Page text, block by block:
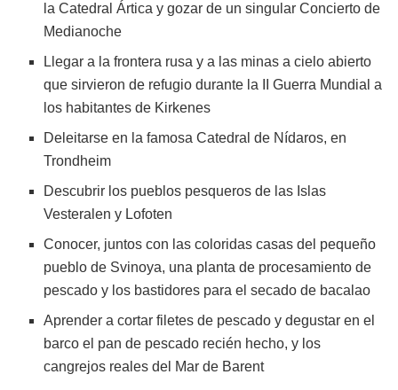
la Catedral Ártica y gozar de un singular Concierto de
Medianoche
Llegar a la frontera rusa y a las minas a cielo abierto
que sirvieron de refugio durante la II Guerra Mundial a
los habitantes de Kirkenes
Deleitarse en la famosa Catedral de Nídaros, en
Trondheim
Descubrir los pueblos pesqueros de las Islas
Vesteralen y Lofoten
Conocer, juntos con las coloridas casas del pequeño
pueblo de Svinoya, una planta de procesamiento de
pescado y los bastidores para el secado de bacalao
Aprender a cortar filetes de pescado y degustar en el
barco el pan de pescado recién hecho, y los
cangrejos reales del Mar de Barent